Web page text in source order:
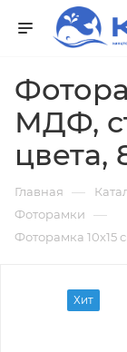
МДФ,
цвета,
Главная —
Фоторамки —
Фоторамка 10х15
Хит